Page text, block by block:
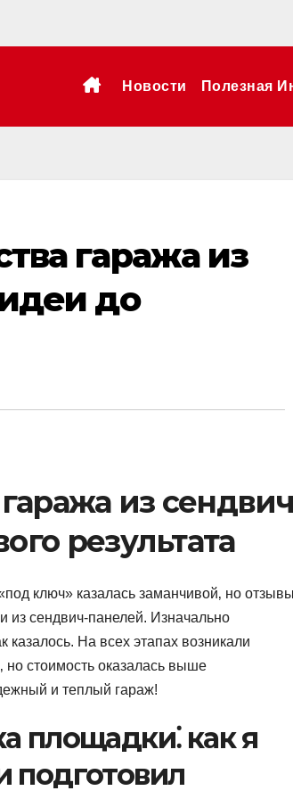
Новости Полезная
гаража из
до
из
результата
ключ» казалась заманчивой‚ но
из сендвич-панелей. Изначально
казалось. На всех этапах возникали
но стоимость оказалась выше
и теплый гараж!
площадки⁚ как я
подготовил